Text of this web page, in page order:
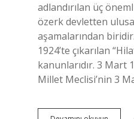
adlandırılan üç
özerk devletten
aşamalarından
1924’te çıkarılan
kanunlarıdır. 3
Millet Meclisi’nin 3